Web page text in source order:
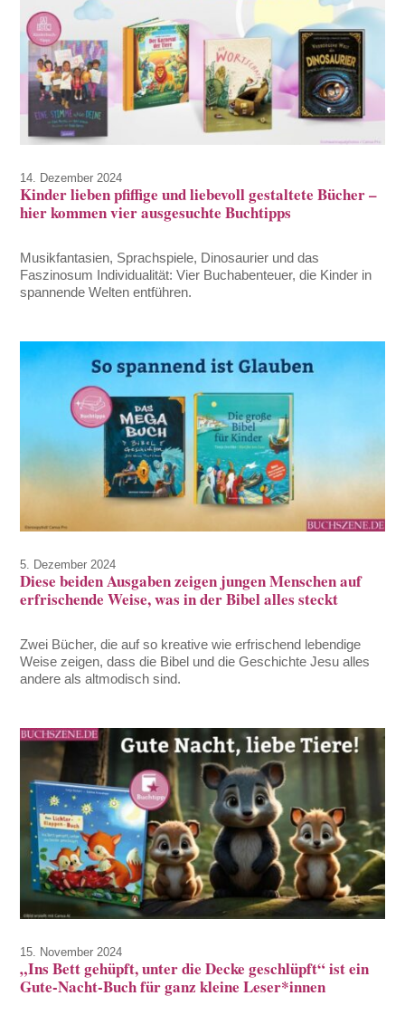
14. Dezember 2024
Kinder lieben pfiffige und liebevoll gestaltete Bücher –
hier kommen vier ausgesuchte Buchtipps
Musikfantasien, Sprachspiele, Dinosaurier und das
Faszinosum Individualität: Vier Buchabenteuer, die Kinder in
spannende Welten entführen.
5. Dezember 2024
Diese beiden Ausgaben zeigen jungen Menschen auf
erfrischende Weise, was in der Bibel alles steckt
Zwei Bücher, die auf so kreative wie erfrischend lebendige
Weise zeigen, dass die Bibel und die Geschichte Jesu alles
andere als altmodisch sind.
15. November 2024
„Ins Bett gehüpft, unter die Decke geschlüpft“ ist ein
Gute-Nacht-Buch für ganz kleine Leser*innen